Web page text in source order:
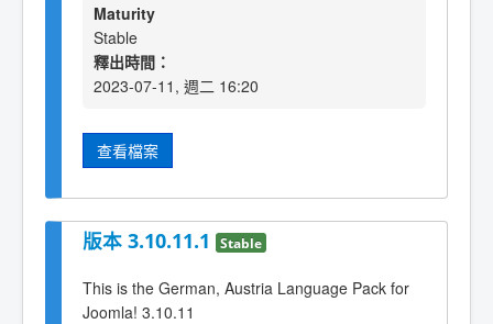
Maturity
Stable
釋出時間：
2023-07-11, 週二 16:20
查看檔案
版本 3.10.11.1 Stable
This is the German, Austria Language Pack for
Joomla! 3.10.11